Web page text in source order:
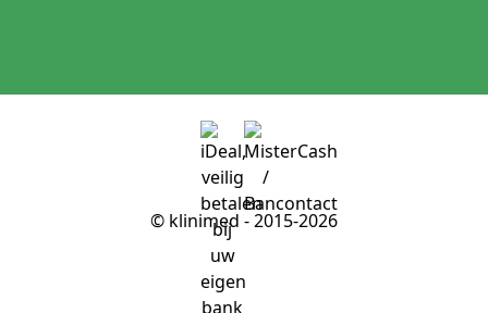
© klinimed - 2015-2026